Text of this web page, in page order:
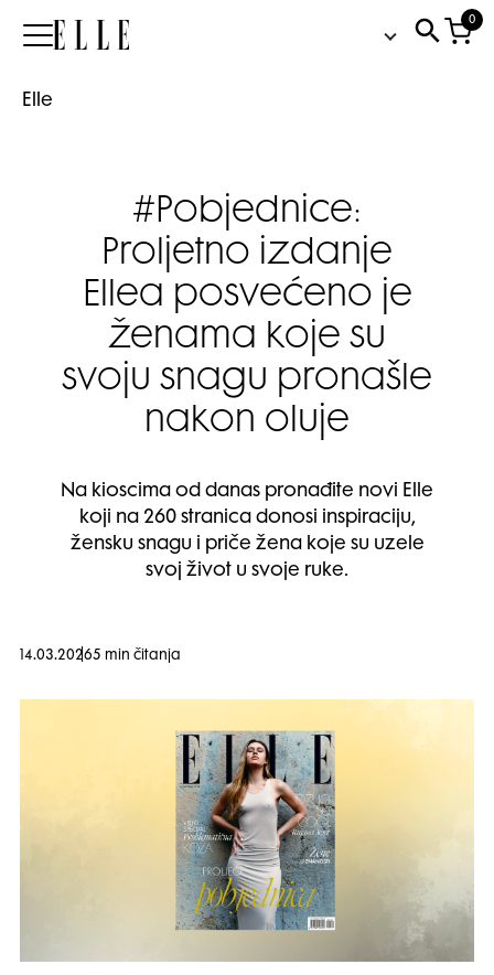
Elle
0
Elle
#Pobjednice:
Proljetno izdanje
Ellea posvećeno je
ženama koje su
svoju snagu pronašle
nakon oluje
Na kioscima od danas pronađite novi Elle
koji na 260 stranica donosi inspiraciju,
žensku snagu i priče žena koje su uzele
svoj život u svoje ruke.
14.03.20265 min čitanja